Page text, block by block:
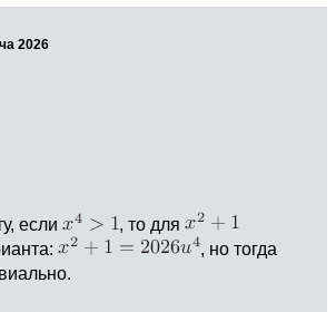
2026
если
, то для
, но тогда